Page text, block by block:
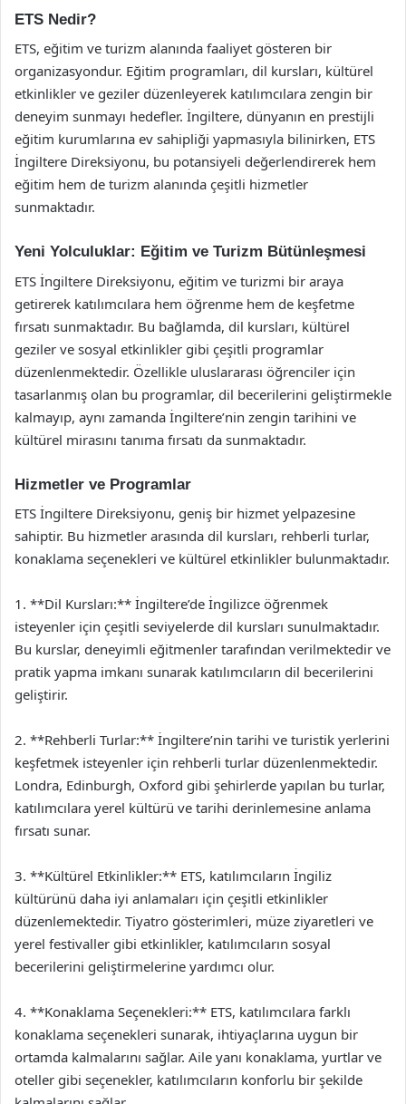
ETS Nedir?
ETS, eğitim ve turizm alanında faaliyet gösteren bir
organizasyondur. Eğitim programları, dil kursları, kültürel
etkinlikler ve geziler düzenleyerek katılımcılara zengin bir
deneyim sunmayı hedefler. İngiltere, dünyanın en prestijli
eğitim kurumlarına ev sahipliği yapmasıyla bilinirken, ETS
İngiltere Direksiyonu, bu potansiyeli değerlendirerek hem
eğitim hem de turizm alanında çeşitli hizmetler
sunmaktadır.
Yeni Yolculuklar: Eğitim ve Turizm Bütünleşmesi
ETS İngiltere Direksiyonu, eğitim ve turizmi bir araya
getirerek katılımcılara hem öğrenme hem de keşfetme
fırsatı sunmaktadır. Bu bağlamda, dil kursları, kültürel
geziler ve sosyal etkinlikler gibi çeşitli programlar
düzenlenmektedir. Özellikle uluslararası öğrenciler için
tasarlanmış olan bu programlar, dil becerilerini geliştirmekle
kalmayıp, aynı zamanda İngiltere’nin zengin tarihini ve
kültürel mirasını tanıma fırsatı da sunmaktadır.
Hizmetler ve Programlar
ETS İngiltere Direksiyonu, geniş bir hizmet yelpazesine
sahiptir. Bu hizmetler arasında dil kursları, rehberli turlar,
konaklama seçenekleri ve kültürel etkinlikler bulunmaktadır.
1. **Dil Kursları:** İngiltere’de İngilizce öğrenmek
isteyenler için çeşitli seviyelerde dil kursları sunulmaktadır.
Bu kurslar, deneyimli eğitmenler tarafından verilmektedir ve
pratik yapma imkanı sunarak katılımcıların dil becerilerini
geliştirir.
2. **Rehberli Turlar:** İngiltere’nin tarihi ve turistik yerlerini
keşfetmek isteyenler için rehberli turlar düzenlenmektedir.
Londra, Edinburgh, Oxford gibi şehirlerde yapılan bu turlar,
katılımcılara yerel kültürü ve tarihi derinlemesine anlama
fırsatı sunar.
3. **Kültürel Etkinlikler:** ETS, katılımcıların İngiliz
kültürünü daha iyi anlamaları için çeşitli etkinlikler
düzenlemektedir. Tiyatro gösterimleri, müze ziyaretleri ve
yerel festivaller gibi etkinlikler, katılımcıların sosyal
becerilerini geliştirmelerine yardımcı olur.
4. **Konaklama Seçenekleri:** ETS, katılımcılara farklı
konaklama seçenekleri sunarak, ihtiyaçlarına uygun bir
ortamda kalmalarını sağlar. Aile yanı konaklama, yurtlar ve
oteller gibi seçenekler, katılımcıların konforlu bir şekilde